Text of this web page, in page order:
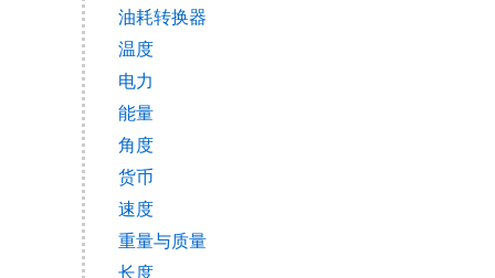
油耗转换器
温度
电力
能量
角度
货币
速度
重量与质量
长度